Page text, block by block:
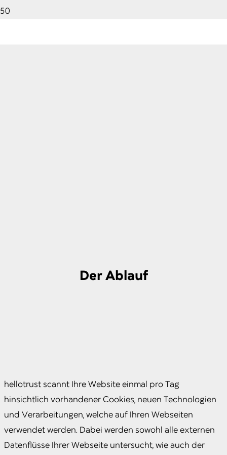
Der Ablauf
hellotrust scannt Ihre Website einmal pro Tag
hinsichtlich vorhandener Cookies, neuen Technologien
und Verarbeitungen, welche auf Ihren Webseiten
verwendet werden. Dabei werden sowohl alle externen
Datenflüsse Ihrer Webseite untersucht, wie auch der